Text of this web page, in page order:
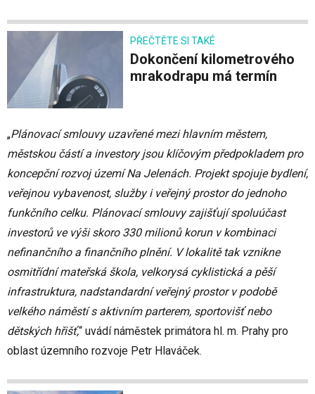
PŘEČTĚTE SI TAKÉ
Dokončení kilometrového
mrakodrapu má termín
„Plánovací smlouvy uzavřené mezi hlavním městem,
městskou částí a investory jsou klíčovým předpokladem pro
koncepční rozvoj území Na Jelenách. Projekt spojuje bydlení,
veřejnou vybavenost, služby i veřejný prostor do jednoho
funkčního celku. Plánovací smlouvy zajišťují spoluúčast
investorů ve výši skoro 330 milionů korun v kombinaci
nefinančního a finančního plnění. V lokalitě tak vznikne
osmitřídní mateřská škola, velkorysá cyklistická a pěší
infrastruktura, nadstandardní veřejný prostor v podobě
velkého náměstí s aktivním parterem, sportovišť nebo
dětských hřišť,“ uvádí náměstek primátora hl. m. Prahy pro
oblast územního rozvoje Petr Hlaváček.